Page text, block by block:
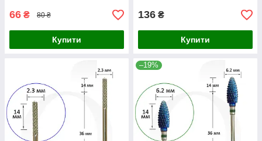
66 ₴ 80 ₴
Купити
136 ₴
Купити
–19%